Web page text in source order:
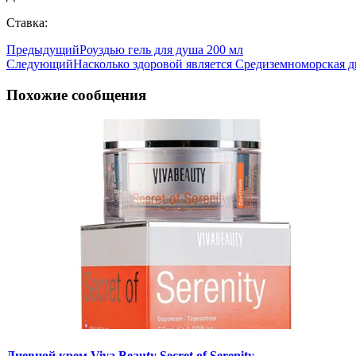
Ставка:
ПредыдущийРоуздью гель для душа 200 мл
СледующийНасколько здоровой является Средиземноморская
Похожие сообщения